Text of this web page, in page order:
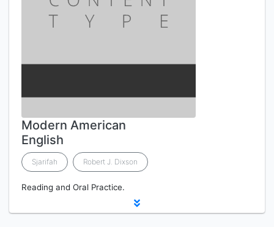
Modern American
English
Sjarifah Robert J. Dixson
Reading and Oral Practice.